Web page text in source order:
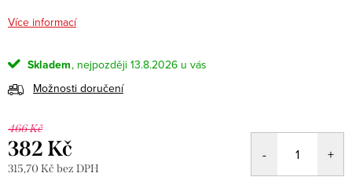
Více informací
Skladem
13.8.2026
Možnosti doručení
466 Kč
382 Kč
315,70 Kč bez DPH